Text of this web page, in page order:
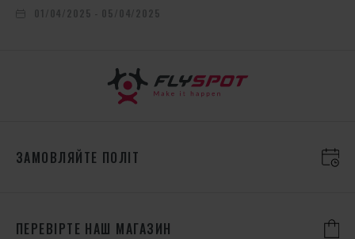
01/04/2025 - 05/04/2025
ЗАМОВЛЯЙТЕ ПОЛІТ
ПЕРЕВІРТЕ НАШ МАГАЗИН